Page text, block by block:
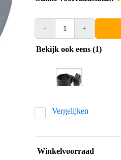
- +
Bekijk ook eens (1)
Vergelijken
Winkelvoorraad